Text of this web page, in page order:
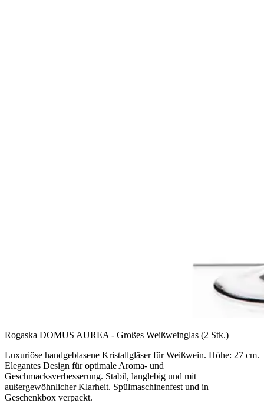
Rogaska DOMUS AUREA - Großes Weißweinglas (2 Stk.)
Luxuriöse handgeblasene Kristallgläser für Weißwein. Höhe: 27 cm.
Elegantes Design für optimale Aroma- und
Geschmacksverbesserung. Stabil, langlebig und mit
außergewöhnlicher Klarheit. Spülmaschinenfest und in
Geschenkbox verpackt.